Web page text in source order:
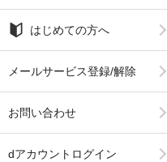
はじめての方へ
メールサービス登録/解除
お問い合わせ
dアカウントログイン